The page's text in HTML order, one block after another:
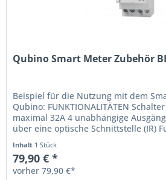
Qubino Smart Meter Zubehör
Beispiel für die Nutzung mit dem
Qubino: FUNKTIONALITÄTEN
maximal 32A 4 unabhängige
über eine optische Schnittstelle (IR)
Inhalt 1 Stück
79,90 € *
vorher 79,90 €*